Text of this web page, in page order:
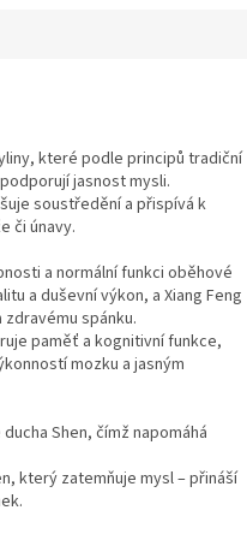
které podle principů tradiční
jasnost mysli.
soustředění a přispívá k
či únavy.
a normální funkci oběhové
a duševní výkon, a Xiang Feng
spánku.
paměť a kognitivní funkce,
mozku a jasným
Shen, čímž napomáhá
který zatemňuje mysl – přináší